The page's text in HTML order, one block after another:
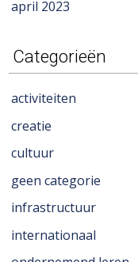
april 2023
Categorieën
activiteiten
creatie
cultuur
geen categorie
infrastructuur
internationaal